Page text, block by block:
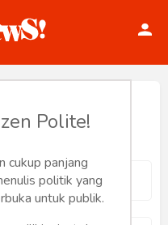
back.
Polite!
cukup panjang
politik yang
untuk publik.